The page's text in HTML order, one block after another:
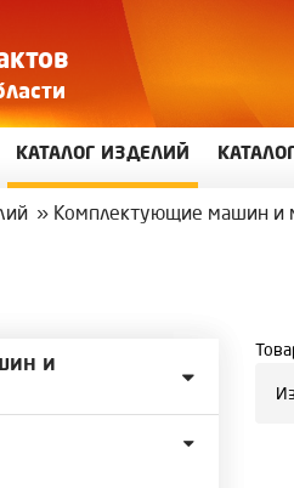
КАТАЛОГ ИЗДЕЛИЙ
» Комплектующие машин и
и